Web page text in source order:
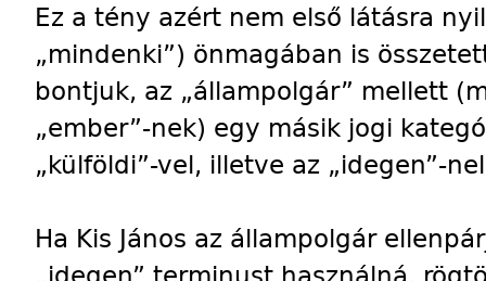
Ez a tény azért nem első látásra
„mindenki”) önmagában is
bontjuk, az „állampolgár” mellett
„ember”-nek) egy másik jogi
„külföldi”-vel, illetve az „idegen”-
Ha Kis János az állampolgár